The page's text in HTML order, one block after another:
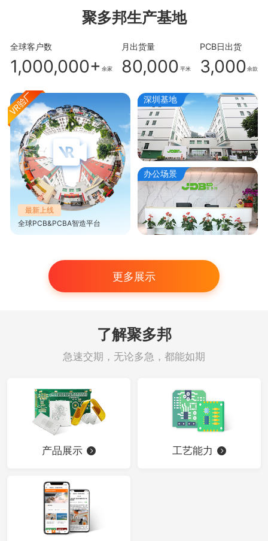
聚多邦生产基地
全球客户数
1,000,000+ 余家
月出货量
80,000 平米
PCB日出货
3,000 余款
最新上线
全球PCB&PCBA智造平台
深圳基地
办公场景
更多展示
了解聚多邦
急速交期，无论多急，都能如期
产品展示 工艺能力